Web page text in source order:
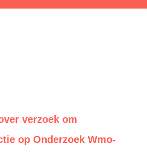
verzoek om
op Onderzoek Wmo-